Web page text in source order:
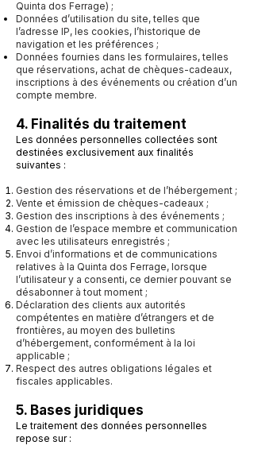
Quinta dos Ferrage) ;
Données d’utilisation du site, telles que
l’adresse IP, les cookies, l’historique de
navigation et les préférences ;
Données fournies dans les formulaires, telles
que réservations, achat de chèques-cadeaux,
inscriptions à des événements ou création d’un
compte membre.
4. Finalités du traitement
Les données personnelles collectées sont
destinées exclusivement aux finalités
suivantes :
Gestion des réservations et de l’hébergement ;
Vente et émission de chèques-cadeaux ;
Gestion des inscriptions à des événements ;
Gestion de l’espace membre et communication
avec les utilisateurs enregistrés ;
Envoi d’informations et de communications
relatives à la Quinta dos Ferrage, lorsque
l’utilisateur y a consenti, ce dernier pouvant se
désabonner à tout moment ;
Déclaration des clients aux autorités
compétentes en matière d’étrangers et de
frontières, au moyen des bulletins
d’hébergement, conformément à la loi
applicable ;
Respect des autres obligations légales et
fiscales applicables.
5. Bases juridiques
Le traitement des données personnelles
repose sur :